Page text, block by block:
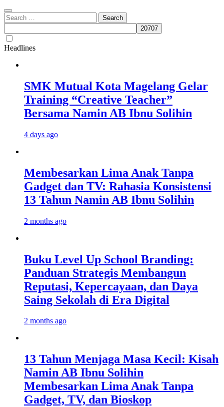
Search
for:
Headlines
SMK Mutual Kota Magelang Gelar
Training “Creative Teacher”
Bersama Namin AB Ibnu Solihin
4 days ago
Membesarkan Lima Anak Tanpa
Gadget dan TV: Rahasia Konsistensi
13 Tahun Namin AB Ibnu Solihin
2 months ago
Buku Level Up School Branding:
Panduan Strategis Membangun
Reputasi, Kepercayaan, dan Daya
Saing Sekolah di Era Digital
2 months ago
13 Tahun Menjaga Masa Kecil: Kisah
Namin AB Ibnu Solihin
Membesarkan Lima Anak Tanpa
Gadget, TV, dan Bioskop